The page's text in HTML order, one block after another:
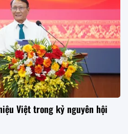
Việt trong kỷ nguyên hội